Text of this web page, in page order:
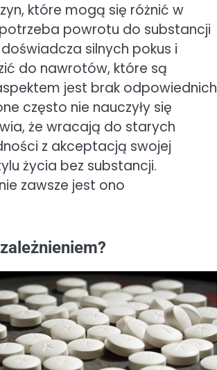
które mogą się różnić w
powrotu do substancji
silnych pokus i
do nawrotów, które są
jest brak odpowiednich
często nie nauczyły się
że wracają do starych
z akceptacją swojej
życia bez substancji.
zawsze jest ono